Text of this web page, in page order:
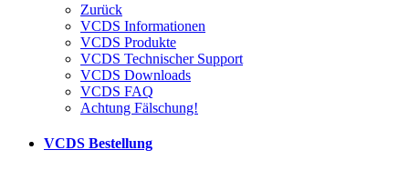
Zurück
VCDS Informationen
VCDS Produkte
VCDS Technischer Support
VCDS Downloads
VCDS FAQ
Achtung Fälschung!
VCDS Bestellung